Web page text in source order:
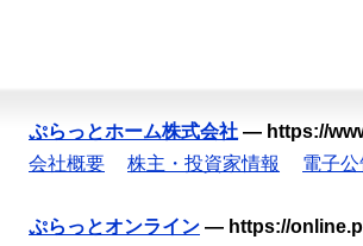
ぷらっとホーム株式会社 — https://
会社概要
株主・投資家情報 電子
ぷらっとオンライン — https://